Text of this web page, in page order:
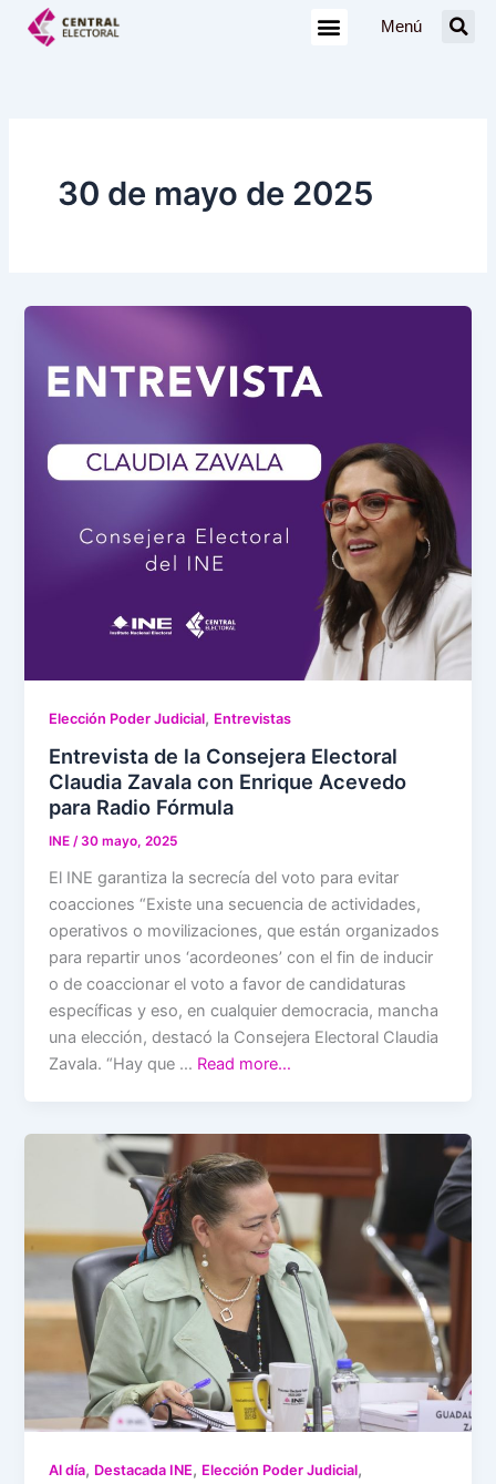
Menú
30 de mayo de 2025
Elección Poder Judicial, Entrevistas
Entrevista de la Consejera Electoral
Claudia Zavala con Enrique Acevedo
para Radio Fórmula
INE/30 mayo, 2025
El INE garantiza la secrecía del voto para evitar
coacciones “Existe una secuencia de actividades,
operativos o movilizaciones, que están organizados
para repartir unos ‘acordeones’ con el fin de inducir
o de coaccionar el voto a favor de candidaturas
específicas y eso, en cualquier democracia, mancha
una elección, destacó la Consejera Electoral Claudia
Zavala. “Hay que … Read more…
Al día, Destacada INE, Elección Poder Judicial,